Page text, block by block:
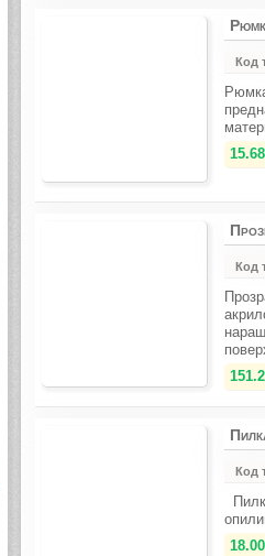
Код
Код
Код